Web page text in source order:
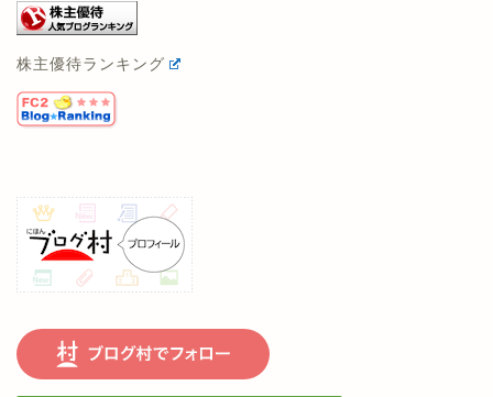
株主優待ランキング